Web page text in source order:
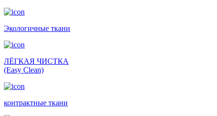
Экологичные ткани
ЛЁГКАЯ ЧИСТКА
(Easy Clean)
контрактные ткани